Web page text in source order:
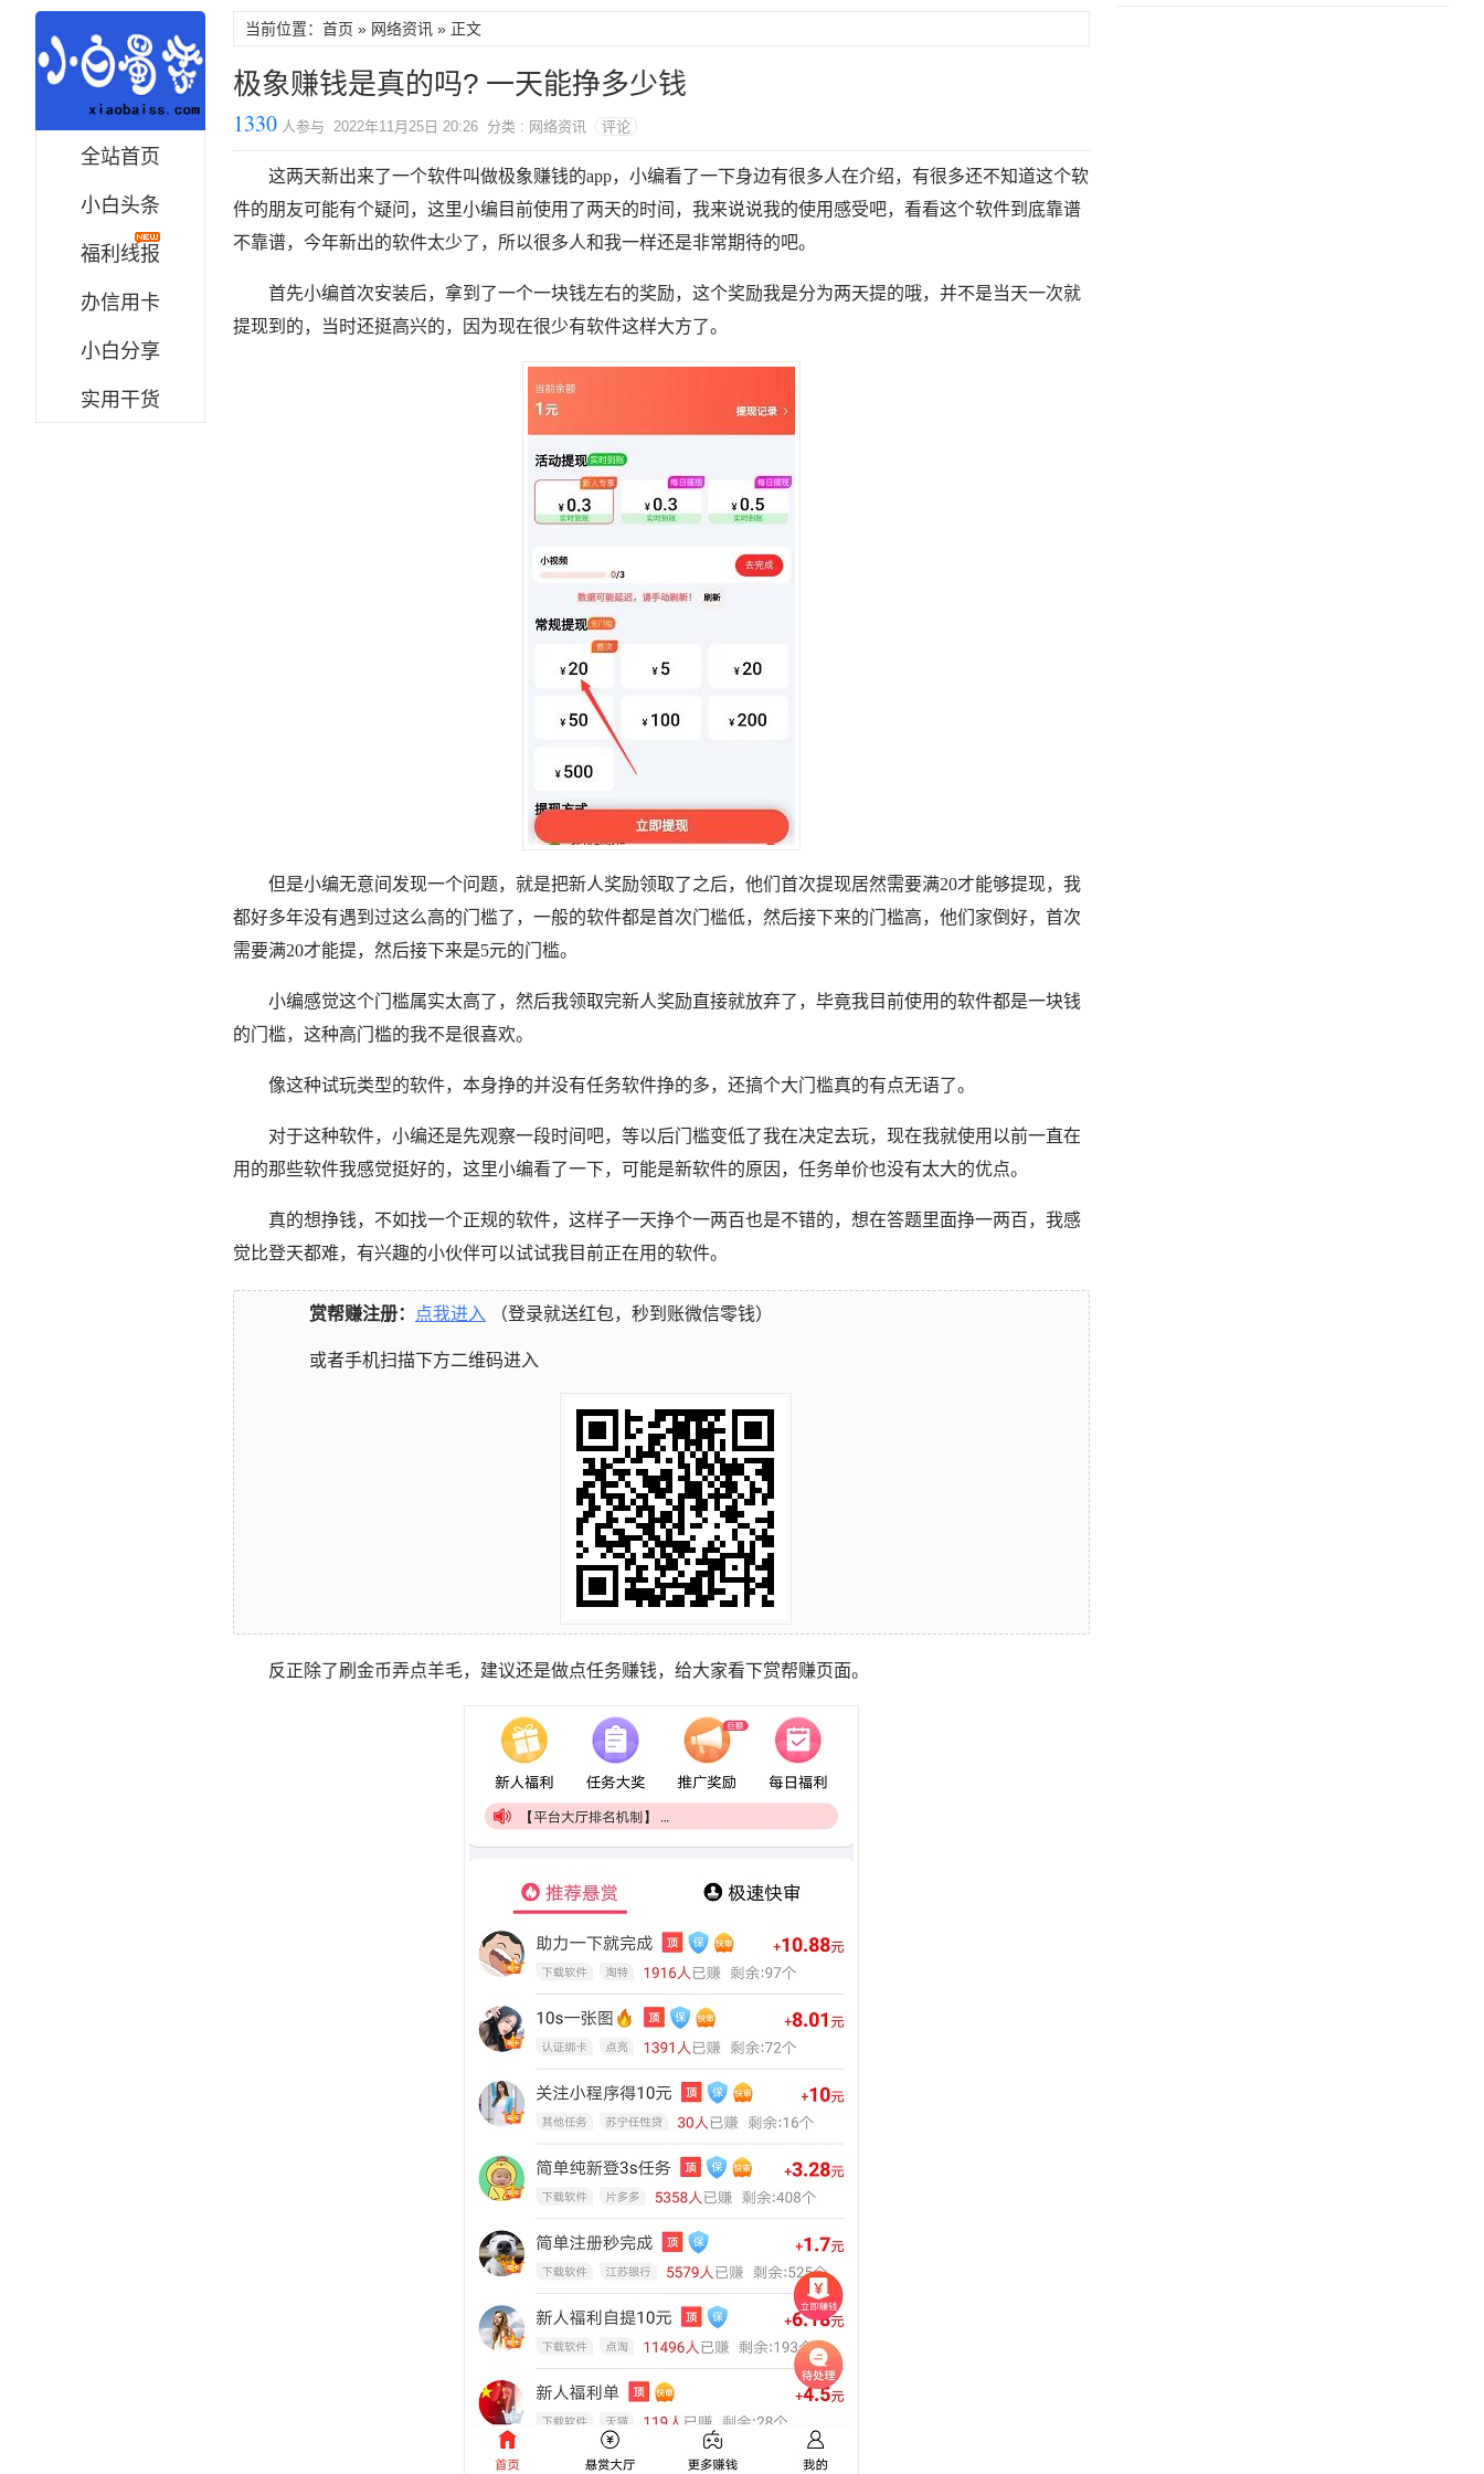
全站首页
小白头条
福利线报
办信用卡
小白分享
实用干货
当前位置：首页 » 网络资讯 » 正文
极象赚钱是真的吗? 一天能挣多少钱
1330 人参与 2022年11月25日 20:26 分类 : 网络资讯 评论
这两天新出来了一个软件叫做极象赚钱的app，小编看了一下身边有很多人在介绍，有很多还不知道这个软
件的朋友可能有个疑问，这里小编目前使用了两天的时间，我来说说我的使用感受吧，看看这个软件到底靠谱
不靠谱，今年新出的软件太少了，所以很多人和我一样还是非常期待的吧。
首先小编首次安装后，拿到了一个一块钱左右的奖励，这个奖励我是分为两天提的哦，并不是当天一次就
提现到的，当时还挺高兴的，因为现在很少有软件这样大方了。
但是小编无意间发现一个问题，就是把新人奖励领取了之后，他们首次提现居然需要满20才能够提现，我
都好多年没有遇到过这么高的门槛了，一般的软件都是首次门槛低，然后接下来的门槛高，他们家倒好，首次
需要满20才能提，然后接下来是5元的门槛。
小编感觉这个门槛属实太高了，然后我领取完新人奖励直接就放弃了，毕竟我目前使用的软件都是一块钱
的门槛，这种高门槛的我不是很喜欢。
像这种试玩类型的软件，本身挣的并没有任务软件挣的多，还搞个大门槛真的有点无语了。
对于这种软件，小编还是先观察一段时间吧，等以后门槛变低了我在决定去玩，现在我就使用以前一直在
用的那些软件我感觉挺好的，这里小编看了一下，可能是新软件的原因，任务单价也没有太大的优点。
真的想挣钱，不如找一个正规的软件，这样子一天挣个一两百也是不错的，想在答题里面挣一两百，我感
觉比登天都难，有兴趣的小伙伴可以试试我目前正在用的软件。
赏帮赚注册： 点我进入 （登录就送红包，秒到账微信零钱）
或者手机扫描下方二维码进入
反正除了刷金币弄点羊毛，建议还是做点任务赚钱，给大家看下赏帮赚页面。